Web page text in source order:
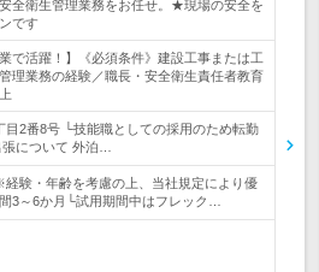
全衛生管理業務をお任せ。★現場の安全を
です
で活躍！】《必須条件》建設工事または工
理業務の経験／職長・安全衛生責任者教育
目2番8号 └技能職としての採用のため転勤
について 外泊…
験・年齢を考慮の上、当社規定により優
3～6か月└試用期間中はフレック…